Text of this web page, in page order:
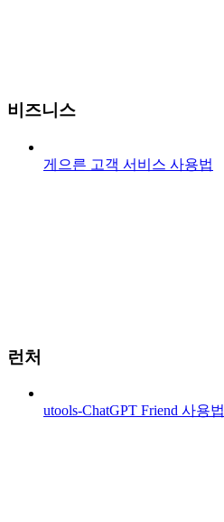
비즈니스
게으른 고객 서비스 사용법
런처
utools-ChatGPT Friend 사용법